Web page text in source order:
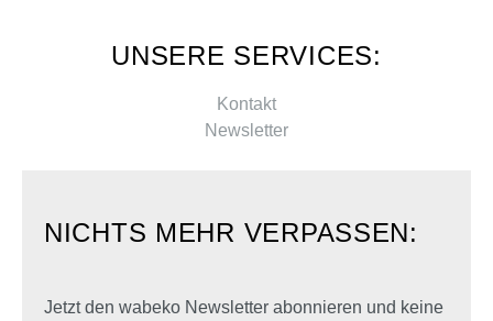
UNSERE SERVICES:
Kontakt
Newsletter
NICHTS MEHR VERPASSEN:
Jetzt den wabeko Newsletter abonnieren und keine